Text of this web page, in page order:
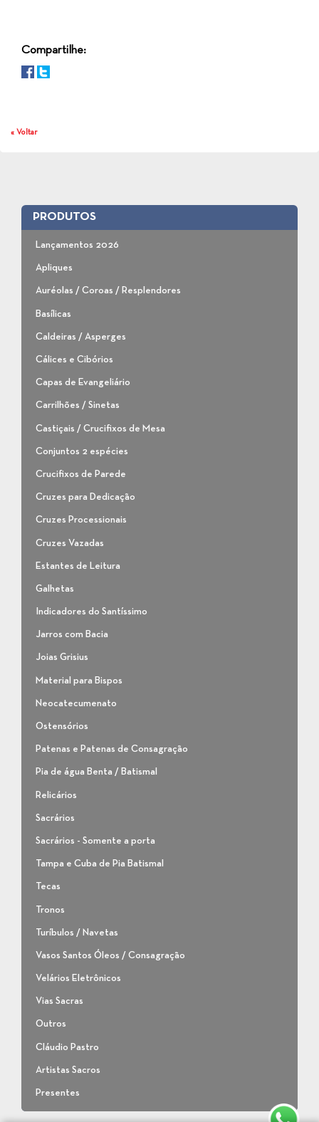
Compartilhe:
« Voltar
PRODUTOS
Lançamentos 2026
Apliques
Auréolas / Coroas / Resplendores
Basílicas
Caldeiras / Asperges
Cálices e Cibórios
Capas de Evangeliário
Carrilhões / Sinetas
Castiçais / Crucifixos de Mesa
Conjuntos 2 espécies
Crucifixos de Parede
Cruzes para Dedicação
Cruzes Processionais
Cruzes Vazadas
Estantes de Leitura
Galhetas
Indicadores do Santíssimo
Jarros com Bacia
Joias Grisius
Material para Bispos
Neocatecumenato
Ostensórios
Patenas e Patenas de Consagração
Pia de água Benta / Batismal
Relicários
Sacrários
Sacrários - Somente a porta
Tampa e Cuba de Pia Batismal
Tecas
Tronos
Turíbulos / Navetas
Vasos Santos Óleos / Consagração
Velários Eletrônicos
Vias Sacras
Outros
Cláudio Pastro
Artistas Sacros
Presentes